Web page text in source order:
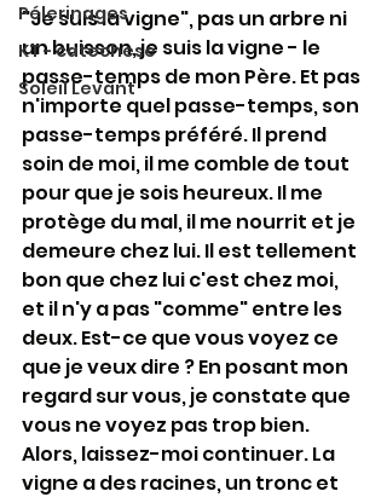
Pélerinages
KT - catechese
Soleil Levant
"Je suis la vigne", pas un arbre ni
un buisson, je suis la vigne - le
passe-temps de mon Père. Et pas
n'importe quel passe-temps, son
passe-temps préféré. Il prend
soin de moi, il me comble de tout
pour que je sois heureux. Il me
protège du mal, il me nourrit et je
demeure chez lui. Il est tellement
bon que chez lui c'est chez moi,
et il n'y a pas "comme" entre les
deux. Est-ce que vous voyez ce
que je veux dire ? En posant mon
regard sur vous, je constate que
vous ne voyez pas trop bien.
Alors, laissez-moi continuer. La
vigne a des racines, un tronc et